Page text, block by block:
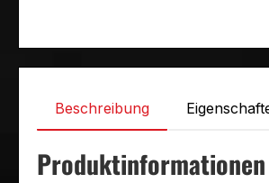
Beschreibung